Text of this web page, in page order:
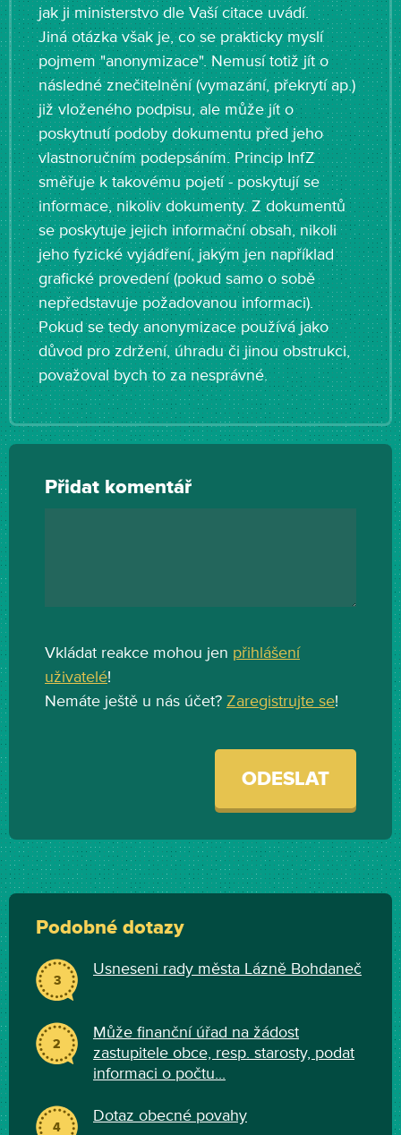
jak ji ministerstvo dle Vaší citace uvádí.
Jiná otázka však je, co se prakticky myslí
pojmem "anonymizace". Nemusí totiž jít o
následné znečitelnění (vymazání, překrytí ap.)
již vloženého podpisu, ale může jít o
poskytnutí podoby dokumentu před jeho
vlastnoručním podepsáním. Princip InfZ
směřuje k takovému pojetí - poskytují se
informace, nikoliv dokumenty. Z dokumentů
se poskytuje jejich informační obsah, nikoli
jeho fyzické vyjádření, jakým jen například
grafické provedení (pokud samo o sobě
nepředstavuje požadovanou informaci).
Pokud se tedy anonymizace používá jako
důvod pro zdržení, úhradu či jinou obstrukci,
považoval bych to za nesprávné.
Přidat komentář
Vkládat reakce mohou jen přihlášení
uživatelé!
Nemáte ještě u nás účet? Zaregistrujte se!
ODESLAT
Podobné dotazy
3
Usneseni rady města Lázně Bohdaneč
2
Může finanční úřad na žádost
zastupitele obce, resp. starosty, podat
informaci o počtu...
4
Dotaz obecné povahy